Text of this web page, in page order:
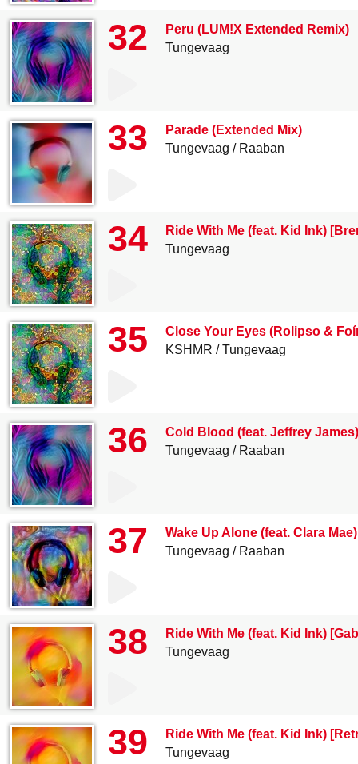
32
Peru (LUM!X Extended Remix)
Tungevaag
33
Parade (Extended Mix)
Tungevaag
Raaban
34
Ride With Me (feat. Kid Ink)
Tungevaag
35
Close Your Eyes (Rolipso &
KSHMR
Tungevaag
36
Cold Blood (feat. Jeffrey James)
Tungevaag
Raaban
37
Wake Up Alone (feat. Clara Mae)
Tungevaag
Raaban
38
Ride With Me (feat. Kid Ink)
Tungevaag
39
Ride With Me (feat. Kid Ink)
Tungevaag